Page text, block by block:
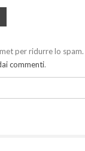
per ridurre lo spam.
commenti.